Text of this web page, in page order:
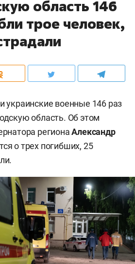
область 146
трое человек,
украинские военные 146 раз
область. Об этом
регионаАлександр
о трех погибших, 25